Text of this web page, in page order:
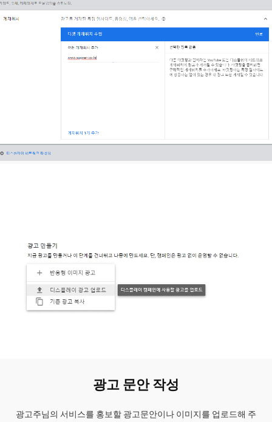
광고 문안 작성
광고주님의 서비스를 홍보할 광고문안이나 이미지를 업로드해 주